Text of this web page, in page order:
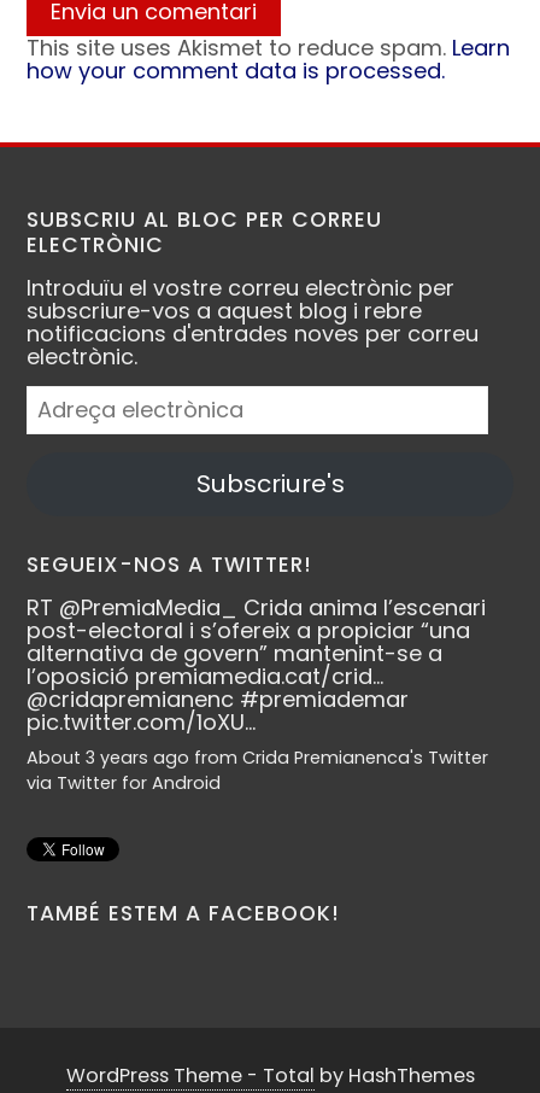
This site uses Akismet to reduce spam. Learn
how your comment data is processed.
SUBSCRIU AL BLOC PER CORREU
ELECTRÒNIC
Introduïu el vostre correu electrònic per
subscriure-vos a aquest blog i rebre
notificacions d'entrades noves per correu
electrònic.
Adreça
electrònica
Subscriure's
SEGUEIX-NOS A TWITTER!
RT @PremiaMedia_ Crida anima l’escenari
post-electoral i s’ofereix a propiciar “una
alternativa de govern” mantenint-se a
l’oposició premiamedia.cat/crid…
@cridapremianenc #premiademar
pic.twitter.com/1oXU…
About 3 years ago fromCrida Premianenca's Twitter
via Twitter for Android
TAMBÉ ESTEM A FACEBOOK!
WordPress Theme - Total by HashThemes